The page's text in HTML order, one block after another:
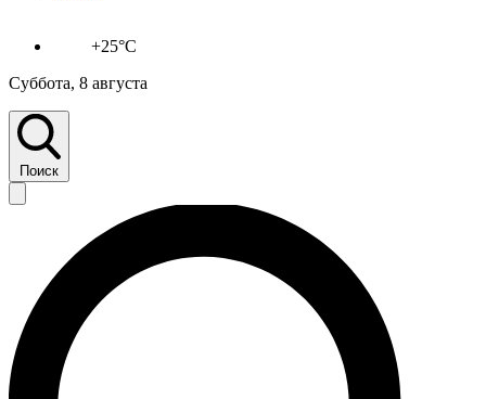
+25°C
Суббота, 8 августа
Поиск